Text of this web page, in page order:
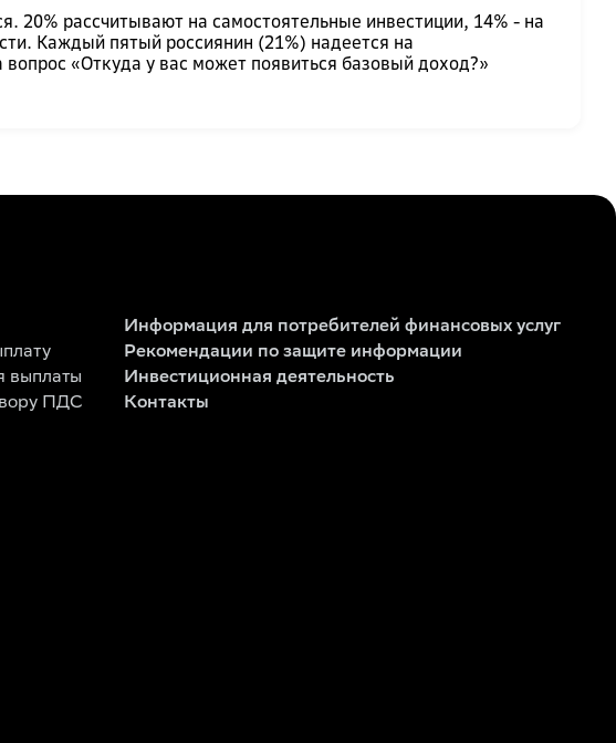
20% рассчитывают на самостоятельные инвестиции, 14% - на
Каждый пятый россиянин (21%) надеется на
«Откуда у вас может появиться базовый доход?»
выплаты
ПДС
Информация для потребителей финансовых услуг
Рекомендации по защите информации
Инвестиционная деятельность
Контакты